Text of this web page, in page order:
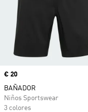
Precio
€ 20
BAÑADOR
Niños Sportswear
3 colores